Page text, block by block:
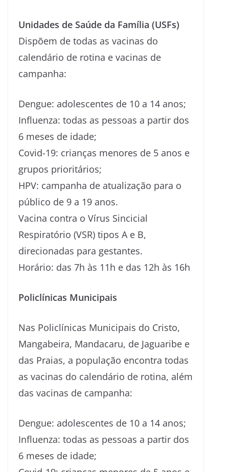
Unidades de Saúde da Família (USFs)
Dispõem de todas as vacinas do
calendário de rotina e vacinas de
campanha:
Dengue: adolescentes de 10 a 14 anos;
Influenza: todas as pessoas a partir dos
6 meses de idade;
Covid-19: crianças menores de 5 anos e
grupos prioritários;
HPV: campanha de atualização para o
público de 9 a 19 anos.
Vacina contra o Vírus Sincicial
Respiratório (VSR) tipos A e B,
direcionadas para gestantes.
Horário: das 7h às 11h e das 12h às 16h
Policlínicas Municipais
Nas Policlínicas Municipais do Cristo,
Mangabeira, Mandacaru, de Jaguaribe e
das Praias, a população encontra todas
as vacinas do calendário de rotina, além
das vacinas de campanha:
Dengue: adolescentes de 10 a 14 anos;
Influenza: todas as pessoas a partir dos
6 meses de idade;